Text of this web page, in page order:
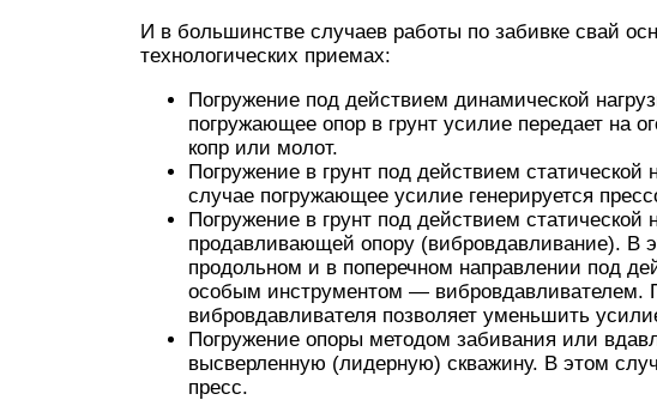
И в большинстве случаев работы по забивке свай
технологических приемах:
Погружение под действием динамической
погружающее опор в грунт усилие передает на
копр или молот.
Погружение в грунт под действием статической
случае погружающее усилие генерируется
Погружение в грунт под действием
продавливающей опору (вибровдавливание). В
продольном и в поперечном направлении под
особым инструментом — вибровдавливателем.
вибровдавливателя позволяет уменьшить
Погружение опоры методом забивания или
высверленную (лидерную) скважину. В этом
пресс.